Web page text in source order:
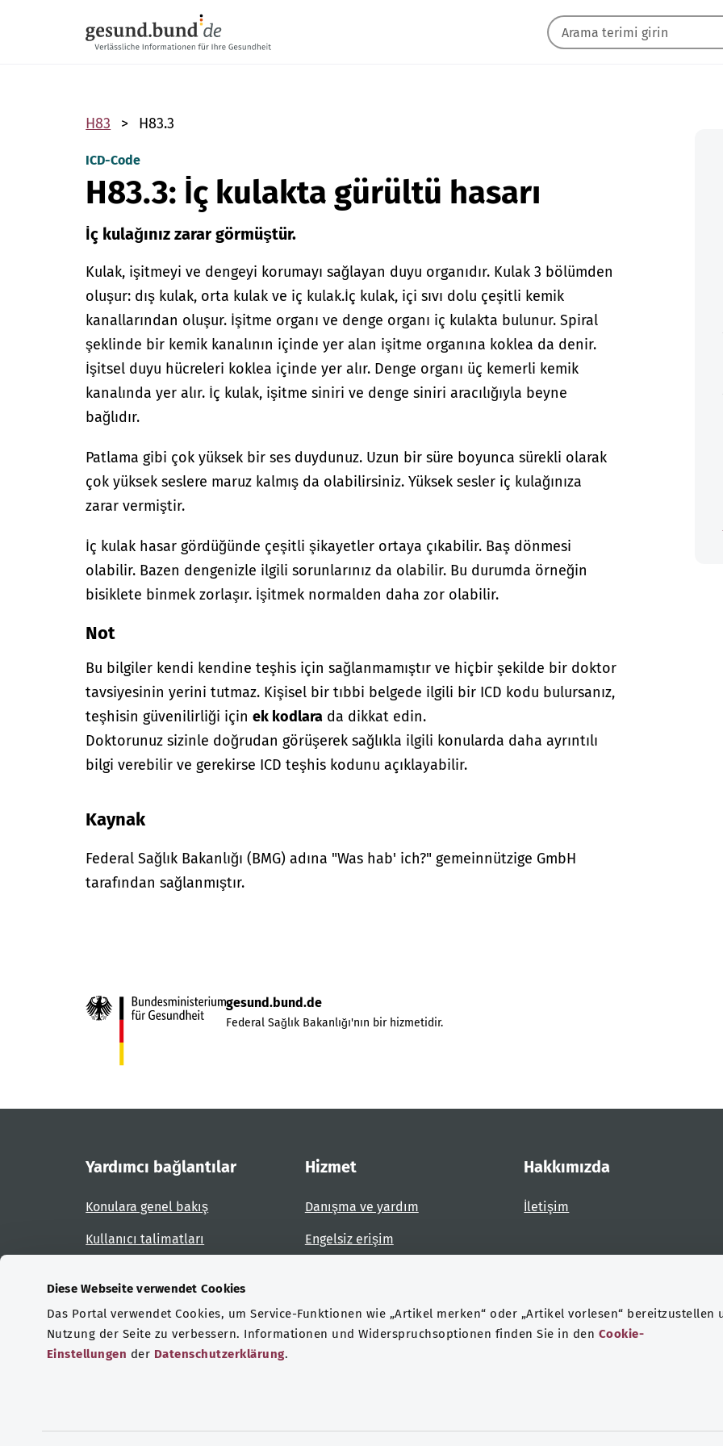
Diese Webseite verwendet Cookies
Das Portal verwendet Cookies, um Service-Funktionen wie „Artikel merken“ oder „Artikel vorlesen“ bereitzustellen
Nutzung der Seite zu verbessern. Informationen und Widerspruchsoptionen finden Sie in den Cookie-
Einstellungen der Datenschutzerklärung.
H83 H83.3
ICD-Code
H83.3: İç kulakta gürültü hasarı
İç kulağınız zarar görmüştür.
Kulak, işitmeyi ve dengeyi korumayı sağlayan duyu organıdır. Kulak 3 bölümden
oluşur: dış kulak, orta kulak ve iç kulak.İç kulak, içi sıvı dolu çeşitli kemik
kanallarından oluşur. İşitme organı ve denge organı iç kulakta bulunur. Spiral
şeklinde bir kemik kanalının içinde yer alan işitme organına koklea da denir.
İşitsel duyu hücreleri koklea içinde yer alır. Denge organı üç kemerli kemik
kanalında yer alır. İç kulak, işitme siniri ve denge siniri aracılığıyla beyne
bağlıdır.
Patlama gibi çok yüksek bir ses duydunuz. Uzun bir süre boyunca sürekli olarak
çok yüksek seslere maruz kalmış da olabilirsiniz. Yüksek sesler iç kulağınıza
zarar vermiştir.
İç kulak hasar gördüğünde çeşitli şikayetler ortaya çıkabilir. Baş dönmesi
olabilir. Bazen dengenizle ilgili sorunlarınız da olabilir. Bu durumda örneğin
bisiklete binmek zorlaşır. İşitmek normalden daha zor olabilir.
Not
Bu bilgiler kendi kendine teşhis için sağlanmamıştır ve hiçbir şekilde bir doktor
tavsiyesinin yerini tutmaz. Kişisel bir tıbbi belgede ilgili bir ICD kodu bulursanız,
teşhisin güvenilirliği içinek kodlara da dikkat edin.
Doktorunuz sizinle doğrudan görüşerek sağlıkla ilgili konularda daha ayrıntılı
bilgi verebilir ve gerekirse ICD teşhis kodunu açıklayabilir.
Kaynak
Federal Sağlık Bakanlığı (BMG) adına "Was hab' ich?" gemeinnützige GmbH
tarafından sağlanmıştır.
gesund.bund.de
Federal Sağlık Bakanlığı'nın bir hizmetidir.
Yardımcı bağlantılar
Konulara genel bakış
Kullanıcı talimatları
Hizmet
Danışma ve yardım
Engelsiz erişim
Hakkımızda
İletişim
Sertifikasyonlar